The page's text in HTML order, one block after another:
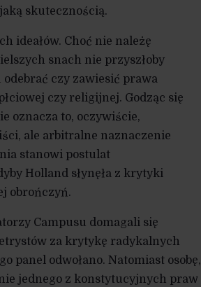
skutecznością.
ideałów. Choć nie należę
snach nie przyszłoby
czy zawiesić prawa
czy religijnej. Godząc się
oznacza to, oczywiście,
ale arbitralne naznaczenie
stanowi postulat
Holland słynęła z krytyki
obrończyń.
Campusu domagali się
za krytykę radykalnych
panel odwołano. Natomiast osobę,
jednego z konstytucyjnych praw